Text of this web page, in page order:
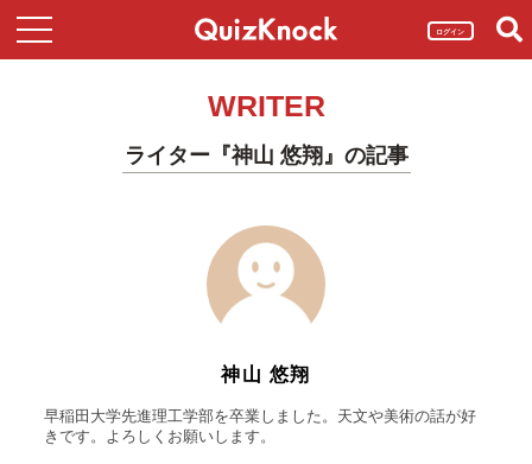
ログイン
WRITER
ライター『神山 悠翔』の記事
神山 悠翔
早稲田大学先進理工学部を卒業しました。天文や美術の話が好
きです。よろしくお願いします。